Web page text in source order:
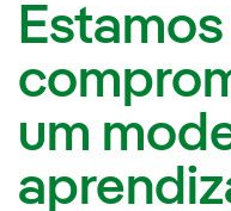
Estamos
um